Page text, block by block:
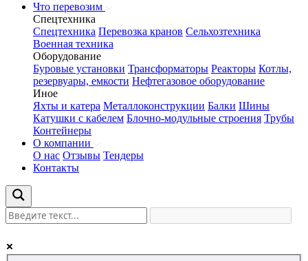
Что перевозим
Спецтехника
Спецтехника Перевозка кранов Сельхозтехника
Военная техника
Оборудование
Буровые установки Трансформаторы Реакторы Котлы,
резервуары, емкости Нефтегазовое оборудование
Иное
Яхты и катера Металлоконструкции Балки Шины
Катушки с кабелем Блочно-модульные строения Трубы
Контейнеры
О компании
О нас Отзывы Тендеры
Контакты